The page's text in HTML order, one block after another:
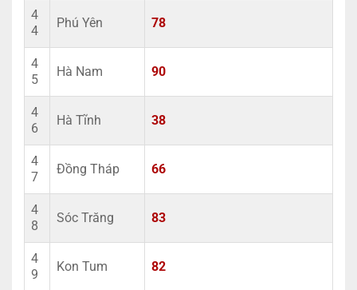
4
4
Phú Yên 78
4
5
Hà Nam 90
4
6
Hà Tĩnh 38
4
7
Đồng Tháp 66
4
8
Sóc Trăng 83
4
9
Kon Tum 82